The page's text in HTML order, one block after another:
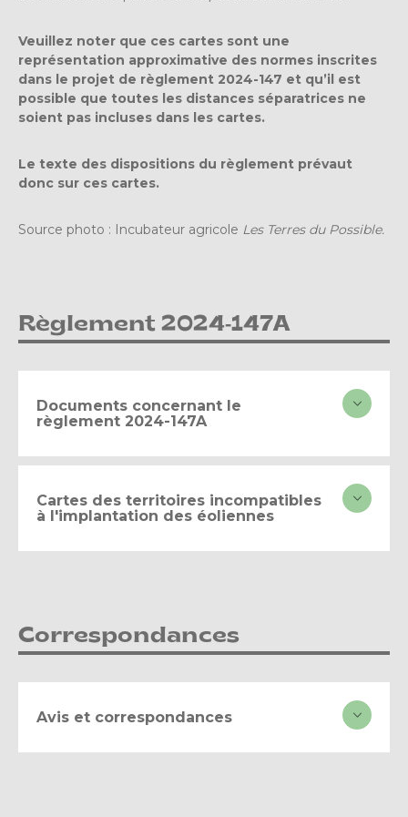
Veuillez noter que ces cartes sont une
représentation approximative des normes inscrites
dans le projet de règlement 2024-147 et qu’il est
possible que toutes les distances séparatrices ne
soient pas incluses dans les cartes.
Le texte des dispositions du règlement prévaut
donc sur ces cartes.
Source photo : Incubateur agricole Les Terres du Possible.
Règlement 2024-147A
Documents concernant le
règlement 2024-147A
Cartes des territoires incompatibles
à l'implantation des éoliennes
Correspondances
Avis et correspondances